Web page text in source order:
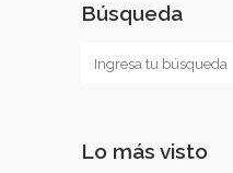
Búsqueda
Lo más visto